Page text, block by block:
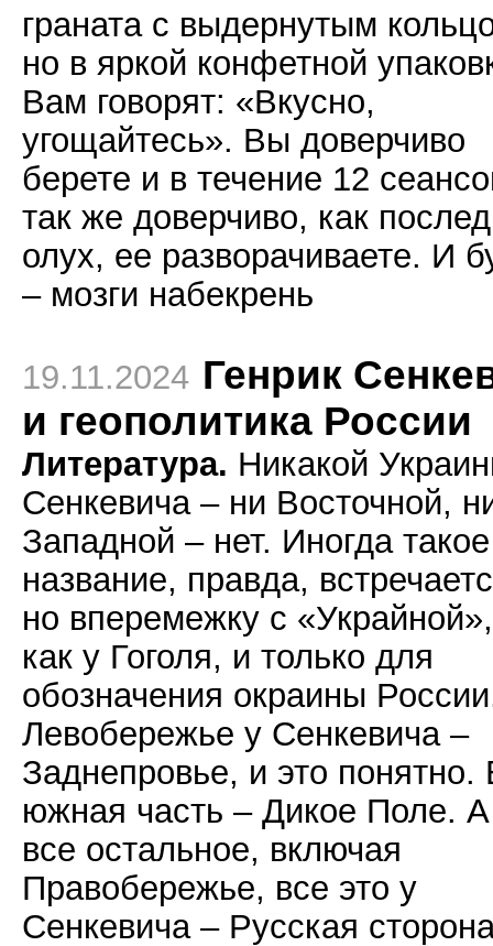
граната с выдернутым
но в яркой конфетной
Вам говорят: «Вкусно,
угощайтесь». Вы доверчиво
берете и в течение 12
так же доверчиво, как
олух, ее разворачиваете. И
– мозги набекрень
19.11.2024 Генрик
и геополитика России
Литература. Никакой
Сенкевича – ни Восточной,
Западной – нет. Иногда такое
название, правда,
но вперемежку с «Украйной»,
как у Гоголя, и только для
обозначения окраины
Левобережье у Сенкевича –
Заднепровье, и это понятно.
южная часть – Дикое Поле. А
все остальное, включая
Правобережье, все это у
Сенкевича – Русская